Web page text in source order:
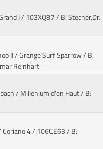
I/ 103XQ87 / B: Stecher,Dr.
II / Grange Surf Sparrow/ B:
Reinhart
/ Millenium d'en Haut/ B:
4/ 106CE63 / B: